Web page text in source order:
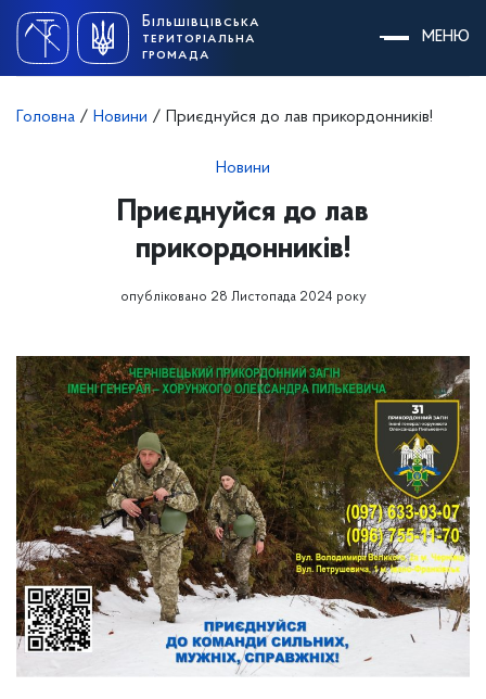
content
Більшівцівська
територіальна
громада
МЕНЮ
Головна / Новини / Приєднуйся до лав прикордонників!
Новини
Приєднуйся до лав
прикордонників!
опубліковано 28 Листопада 2024 року